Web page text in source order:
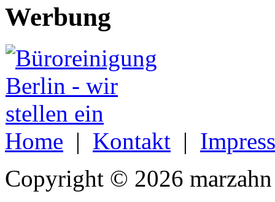
Werbung
Home | Kontakt |
Copyright © 2026